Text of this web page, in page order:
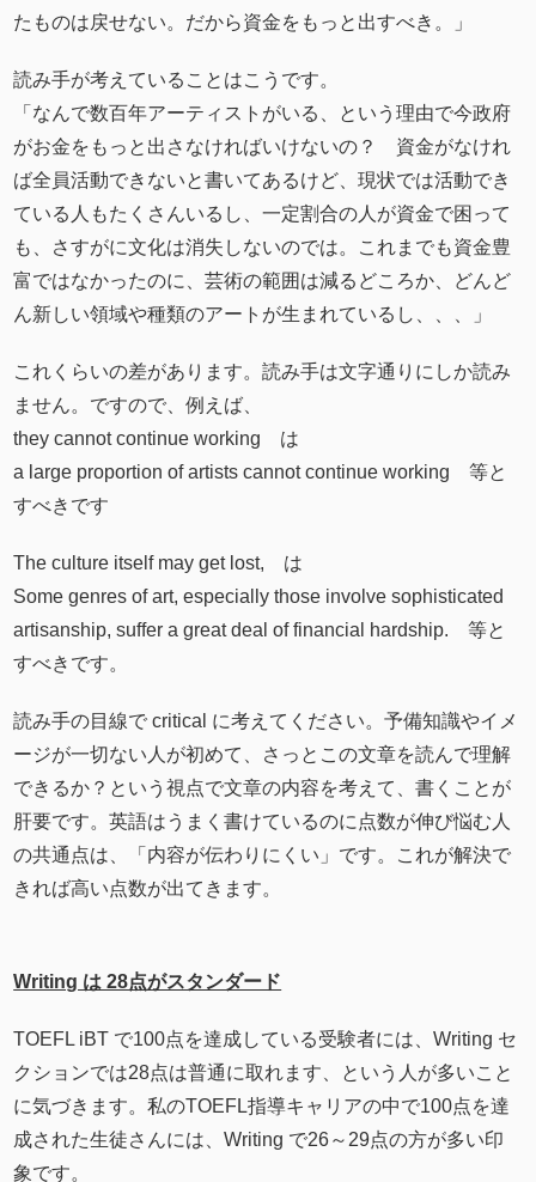
たものは戻せない。だから資金をもっと出すべき。」
読み手が考えていることはこうです。
「なんで数百年アーティストがいる、という理由で今政府
がお金をもっと出さなければいけないの？ 資金がなけれ
ば全員活動できないと書いてあるけど、現状では活動でき
ている人もたくさんいるし、一定割合の人が資金で困って
も、さすがに文化は消失しないのでは。これまでも資金豊
富ではなかったのに、芸術の範囲は減るどころか、どんど
ん新しい領域や種類のアートが生まれているし、、、」
これくらいの差があります。読み手は文字通りにしか読み
ません。ですので、例えば、
they cannot continue working は
a large proportion of artists cannot continue working 等と
すべきです
The culture itself may get lost, は
Some genres of art, especially those involve sophisticated
artisanship, suffer a great deal of financial hardship. 等と
すべきです。
読み手の目線で critical に考えてください。予備知識やイメ
ージが一切ない人が初めて、さっとこの文章を読んで理解
できるか？という視点で文章の内容を考えて、書くことが
肝要です。英語はうまく書けているのに点数が伸び悩む人
の共通点は、「内容が伝わりにくい」です。これが解決で
きれば高い点数が出てきます。
Writing は 28点がスタンダード
TOEFL iBT で100点を達成している受験者には、Writing セ
クションでは28点は普通に取れます、という人が多いこと
に気づきます。私のTOEFL指導キャリアの中で100点を達
成された生徒さんには、Writing で26～29点の方が多い印
象です。